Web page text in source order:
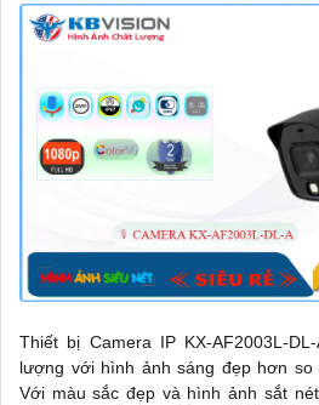
Thiết bị Camera IP KX-AF2003L-
lượng với hình ảnh sáng đẹp hơn so
Với màu sắc đẹp và hình ảnh sắt